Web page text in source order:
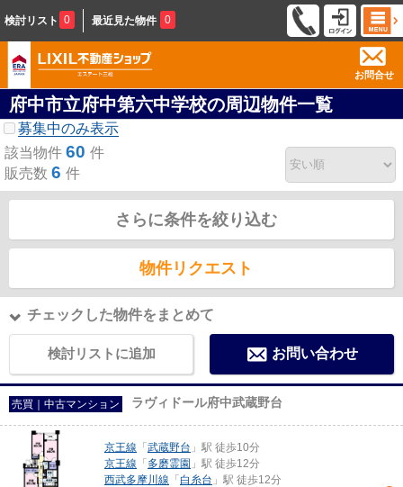
検討リスト 0 最近見た物件 0
お問合せ
府中市立府中第六中学校の周辺物件一覧
募集中のみ表示
該当物件 60 件
販売数 6 件
さらに条件を絞り込む
物件リクエスト
チェックした物件をまとめて
検討リストに追加 お問い合わせ
売買｜中古マンション ラヴィドール府中武蔵野台
京王線 「 武蔵野台 」駅 徒歩10分
京王線 「 多磨霊園 」駅 徒歩12分
西武多摩川線 「 白糸台 」駅 徒歩12分